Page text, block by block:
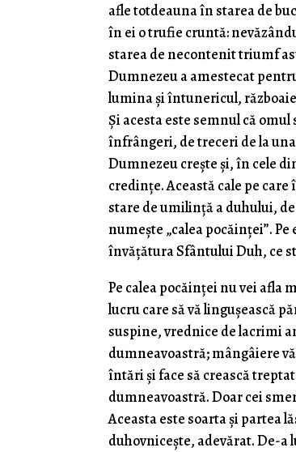
afle totdeauna în starea de
în ei o trufie cruntă:
starea de necontenit triumf
Dumnezeu a amestecat
lumina și întunericul,
Și acesta este semnul că
înfrângeri, de treceri de la
Dumnezeu crește și, în cele
credințe. Această cale pe
stare de umilință a duhului,
numește „calea pocăinței”.
învățătura Sfântului Duh, ce
Pe calea pocăinței nu vei
lucru care să vă lingușească
suspine, vrednice de lacrimi
dumneavoastră; mângâiere
întări și face să crească
dumneavoastră. Doar cei
Aceasta este soarta și partea
duhovnicește, adevărat. De-